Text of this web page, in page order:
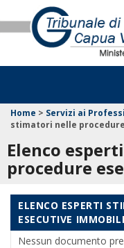
Home > Servizi ai
stimatori nelle
Elenco
procedure
ELENCO ESPERTI
ESECUTIVE
Nessun documento